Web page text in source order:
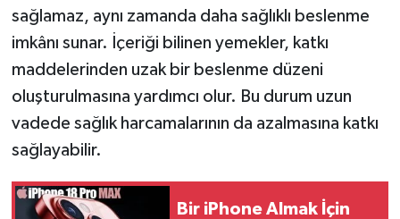
sağlamaz, aynı zamanda daha sağlıklı beslenme
imkânı sunar. İçeriği bilinen yemekler, katkı
maddelerinden uzak bir beslenme düzeni
oluşturulmasına yardımcı olur. Bu durum uzun
vadede sağlık harcamalarının da azalmasına katkı
sağlayabilir.
Bir iPhone Almak İçin